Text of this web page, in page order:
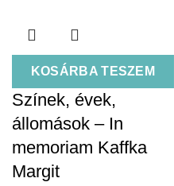
KOSÁRBA TESZEM
Színek, évek,
állomások – In
memoriam Kaffka
Margit